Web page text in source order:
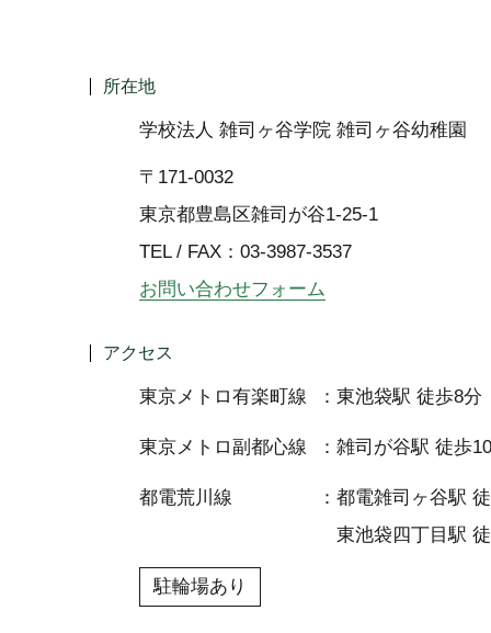
所在地
学校法人 雑司ヶ谷学院 雑司ヶ谷幼稚園
〒171-0032
東京都豊島区雑司が谷1-25-1
TEL / FAX：03-3987-3537
お問い合わせフォーム
アクセス
東京メトロ有楽町線 東池袋駅 徒歩8分
東京メトロ副都心線 雑司が谷駅 徒歩
都電荒川線
都電雑司ヶ谷駅
東池袋四丁目駅
駐輪場あり